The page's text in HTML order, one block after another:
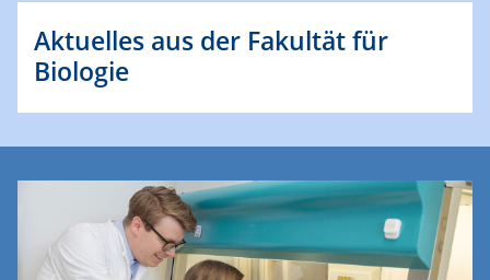
Aktuelles aus der Fakultät für
Biologie